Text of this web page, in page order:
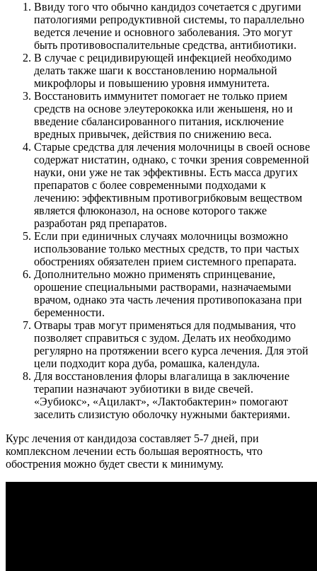
Ввиду того что обычно кандидоз сочетается с другими
патологиями репродуктивной системы, то параллельно
ведется лечение и основного заболевания. Это могут
быть противовоспалительные средства, антибиотики.
В случае с рецидивирующей инфекцией необходимо
делать также шаги к восстановлению нормальной
микрофлоры и повышению уровня иммунитета.
Восстановить иммунитет помогает не только прием
средств на основе элеутерококка или женьшеня, но и
введение сбалансированного питания, исключение
вредных привычек, действия по снижению веса.
Старые средства для лечения молочницы в своей основе
содержат нистатин, однако, с точки зрения современной
науки, они уже не так эффективны. Есть масса других
препаратов с более современными подходами к
лечению: эффективным противогрибковым веществом
является флюконазол, на основе которого также
разработан ряд препаратов.
Если при единичных случаях молочницы возможно
использование только местных средств, то при частых
обострениях обязателен прием системного препарата.
Дополнительно можно применять спринцевание,
орошение специальными растворами, назначаемыми
врачом, однако эта часть лечения противопоказана при
беременности.
Отвары трав могут применяться для подмывания, что
позволяет справиться с зудом. Делать их необходимо
регулярно на протяжении всего курса лечения. Для этой
цели подходит кора дуба, ромашка, календула.
Для восстановления флоры влагалища в заключение
терапии назначают эубиотики в виде свечей.
«Эубиокс», «Ацилакт», «Лактобактерин» помогают
заселить слизистую оболочку нужными бактериями.
Курс лечения от кандидоза составляет 5-7 дней, при
комплексном лечении есть большая вероятность, что
обострения можно будет свести к минимуму.